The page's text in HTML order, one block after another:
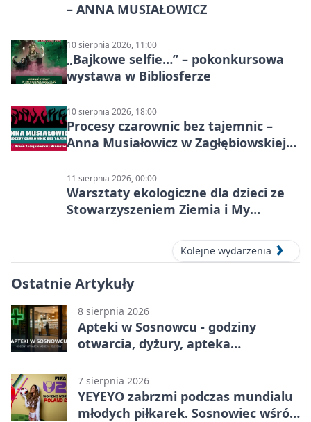
– ANNA MUSIAŁOWICZ
10 sierpnia 2026, 11:00
„Bajkowe selfie…” – pokonkursowa
wystawa w Bibliosferze
10 sierpnia 2026, 18:00
Procesy czarownic bez tajemnic –
Anna Musiałowicz w Zagłębiowskiej
11 sierpnia 2026, 00:00
Warsztaty ekologiczne dla dzieci ze
Stowarzyszeniem Ziemia i My
Kolejne wydarzenia
Ostatnie Artykuły
8 sierpnia 2026
Apteki w Sosnowcu - godziny
otwarcia, dyżury, apteka
7 sierpnia 2026
YEYEYO zabrzmi podczas mundialu
młodych piłkarek. Sosnowiec wśród